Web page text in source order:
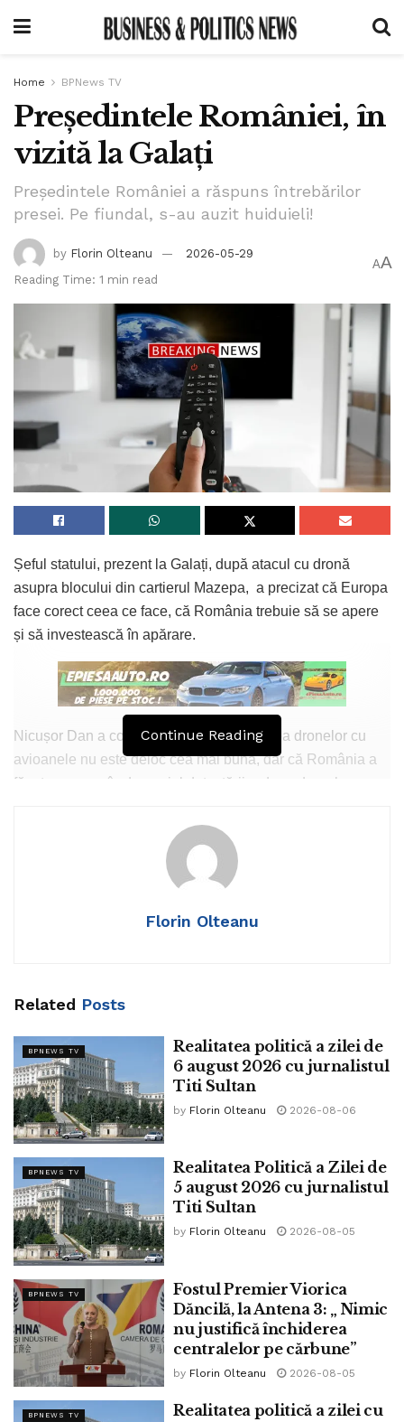
Home BPNews TV
Președintele României, în
vizită la Galați
Președintele României a răspuns întrebărilor
presei. Pe fiundal, s-au auzit huiduieli!
by Florin Olteanu
2026-05-29
Reading Time: 1 min read
AA
Șeful statului, prezent la Galați, după atacul cu dronă
asupra blocului din cartierul Mazepa, a precizat că Europa
face corect ceea ce face, că România trebuie să se apere
și să investească în apărare.
Nicușor Dan a comentat faptul că urmărirea dronelor cu
avioanele nu este deloc cea mai bună, dar că România a
făcut progrese în domeniul detectării radar a dronelor.
primit explicații de la anchetatorii care investighează cazul.
NATO și UE sunt preocupate de updatarea resurselor de
apărare față de atacurile dronilor. Este o lipsă de
echipamente de contracarare a dronelor pe tot continentul,
Credit foto: Pixa Bay
Șeful statului consideră că expulzarea Consulului Rusiei
de la Constanța și închiderea Consulatului sunt forme de
reacție diplomatică la lipsa de respect a Rusiei față de
România.
Continue Reading
Florin Olteanu
Related Posts
BPNEWS TV
Realitatea politică a zilei de
6 august 2026 cu jurnalistul
Titi Sultan
by Florin Olteanu 2026-08-06
BPNEWS TV
Realitatea Politică a Zilei de
5 august 2026 cu jurnalistul
Titi Sultan
by Florin Olteanu 2026-08-05
BPNEWS TV
Fostul Premier Viorica
Dăncilă, la Antena 3: „ Nimic
nu justifică închiderea
centralelor pe cărbune”
by Florin Olteanu 2026-08-05
BPNEWS TV
Realitatea politică a zilei cu